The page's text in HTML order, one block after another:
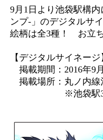
9月1日より池袋駅構
ンプ-」のデジタルサ
絵柄は全3種！ お立
【デジタルサイネージ
掲載期間：2016年9
掲載場所：丸ノ内線
※池袋駅35番出